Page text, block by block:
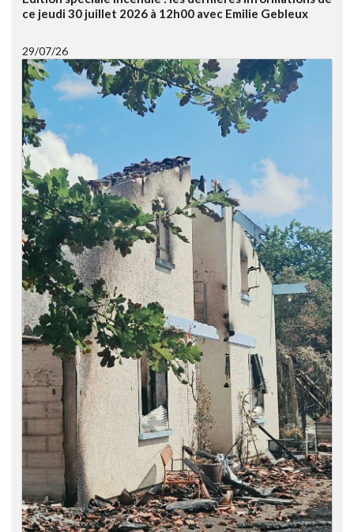
ce jeudi 30 juillet 2026 à 12h00 avec Emilie Gebleux
29/07/26